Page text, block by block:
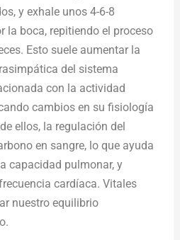
y exhale unos 4-6-8
la boca, repitiendo el proceso
Esto suele aumentar la
del sistema
con la actividad
cambios en su fisiología
ellos, la regulación del
en sangre, lo que ayuda
capacidad pulmonar, y
cardíaca. Vitales
nuestro equilibrio